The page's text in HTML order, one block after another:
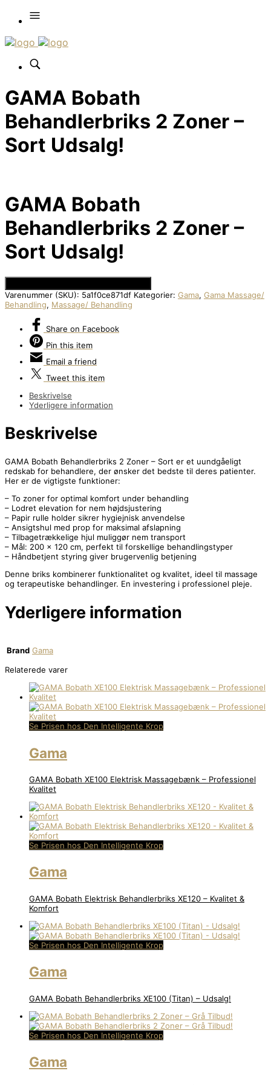
GAMA Bobath
Behandlerbriks 2 Zoner –
Sort Udsalg!
GAMA Bobath
Behandlerbriks 2 Zoner –
Sort Udsalg!
Varenummer (SKU): 5a1f0ce871df Kategorier: Gama, Gama Massage/
Behandling, Massage/ Behandling
Share on Facebook
Pin this item
Email a friend
Tweet this item
Beskrivelse
Yderligere information
Beskrivelse
GAMA Bobath Behandlerbriks 2 Zoner – Sort er et uundgåeligt
redskab for behandlere, der ønsker det bedste til deres patienter.
Her er de vigtigste funktioner:
– To zoner for optimal komfort under behandling
– Lodret elevation for nem højdsjustering
– Papir rulle holder sikrer hygiejnisk anvendelse
– Ansigtshul med prop for maksimal afslapning
– Tilbagetrækkelige hjul muliggør nem transport
– Mål: 200 x 120 cm, perfekt til forskellige behandlingstyper
– Håndbetjent styring giver brugervenlig betjening
Denne briks kombinerer funktionalitet og kvalitet, ideel til massage
og terapeutiske behandlinger. En investering i professionel pleje.
Yderligere information
Brand Gama
Relaterede varer
Se Prisen hos Den Intelligente Krop
Gama
GAMA Bobath XE100 Elektrisk Massagebænk – Professionel
Kvalitet
Se Prisen hos Den Intelligente Krop
Gama
GAMA Bobath Elektrisk Behandlerbriks XE120 – Kvalitet &
Komfort
Se Prisen hos Den Intelligente Krop
Gama
GAMA Bobath Behandlerbriks XE100 (Titan) – Udsalg!
Se Prisen hos Den Intelligente Krop
Gama